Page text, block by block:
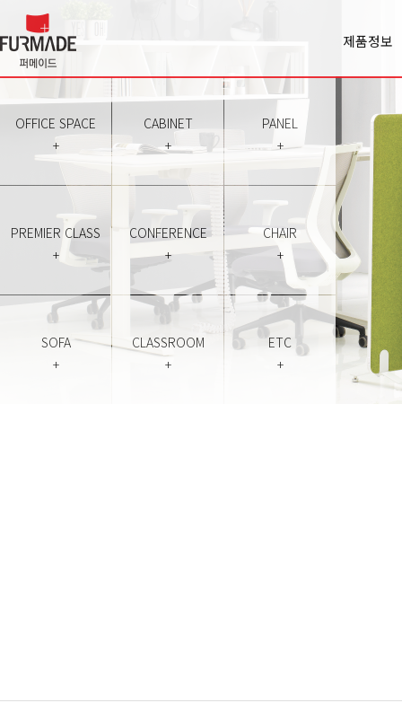
제품정보
Office
Panel
Chair
Sofa
Etc
OFFICE SPACE
+
CABINET
+
PANEL
+
PREMIER CLASS
+
CONFERENCE
+
CHAIR
+
SOFA
+
CLASSROOM
+
ETC
+